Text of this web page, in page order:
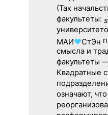
(Так
факультеты:
МАИ♥СтЭн
смысла и
факультеты
Квадратные
означают,